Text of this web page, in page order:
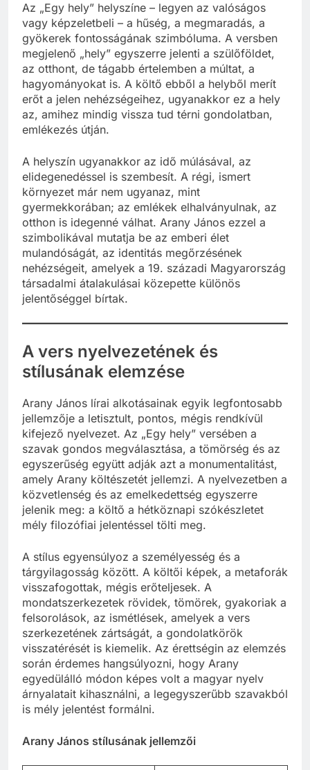
Az „Egy hely” helyszíne – legyen az valóságos
vagy képzeletbeli – a hűség, a megmaradás, a
gyökerek fontosságának szimbóluma. A versben
megjelenő „hely” egyszerre jelenti a szülőföldet,
az otthont, de tágabb értelemben a múltat, a
hagyományokat is. A költő ebből a helyből merít
erőt a jelen nehézségeihez, ugyanakkor ez a hely
az, amihez mindig vissza tud térni gondolatban,
emlékezés útján.
A helyszín ugyanakkor az idő múlásával, az
elidegenedéssel is szembesít. A régi, ismert
környezet már nem ugyanaz, mint
gyermekkorában; az emlékek elhalványulnak, az
otthon is idegenné válhat. Arany János ezzel a
szimbolikával mutatja be az emberi élet
mulandóságát, az identitás megőrzésének
nehézségeit, amelyek a 19. századi Magyarország
társadalmi átalakulásai közepette különös
jelentőséggel bírtak.
A vers nyelvezetének és
stílusának elemzése
Arany János lírai alkotásainak egyik legfontosabb
jellemzője a letisztult, pontos, mégis rendkívül
kifejező nyelvezet. Az „Egy hely” versében a
szavak gondos megválasztása, a tömörség és az
egyszerűség együtt adják azt a monumentalitást,
amely Arany költészetét jellemzi. A nyelvezetben a
közvetlenség és az emelkedettség egyszerre
jelenik meg: a költő a hétköznapi szókészletet
mély filozófiai jelentéssel tölti meg.
A stílus egyensúlyoz a személyesség és a
tárgyilagosság között. A költői képek, a metaforák
visszafogottak, mégis erőteljesek. A
mondatszerkezetek rövidek, tömörek, gyakoriak a
felsorolások, az ismétlések, amelyek a vers
szerkezetének zártságát, a gondolatkörök
visszatérését is kiemelik. Az érettségin az elemzés
során érdemes hangsúlyozni, hogy Arany
egyedülálló módon képes volt a magyar nyelv
árnyalatait kihasználni, a legegyszerűbb szavakból
is mély jelentést formálni.
Arany János stílusának jellemzői